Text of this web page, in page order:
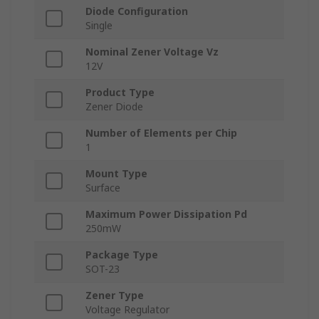
Diode Configuration
Single
Nominal Zener Voltage Vz
12V
Product Type
Zener Diode
Number of Elements per Chip
1
Mount Type
Surface
Maximum Power Dissipation Pd
250mW
Package Type
SOT-23
Zener Type
Voltage Regulator